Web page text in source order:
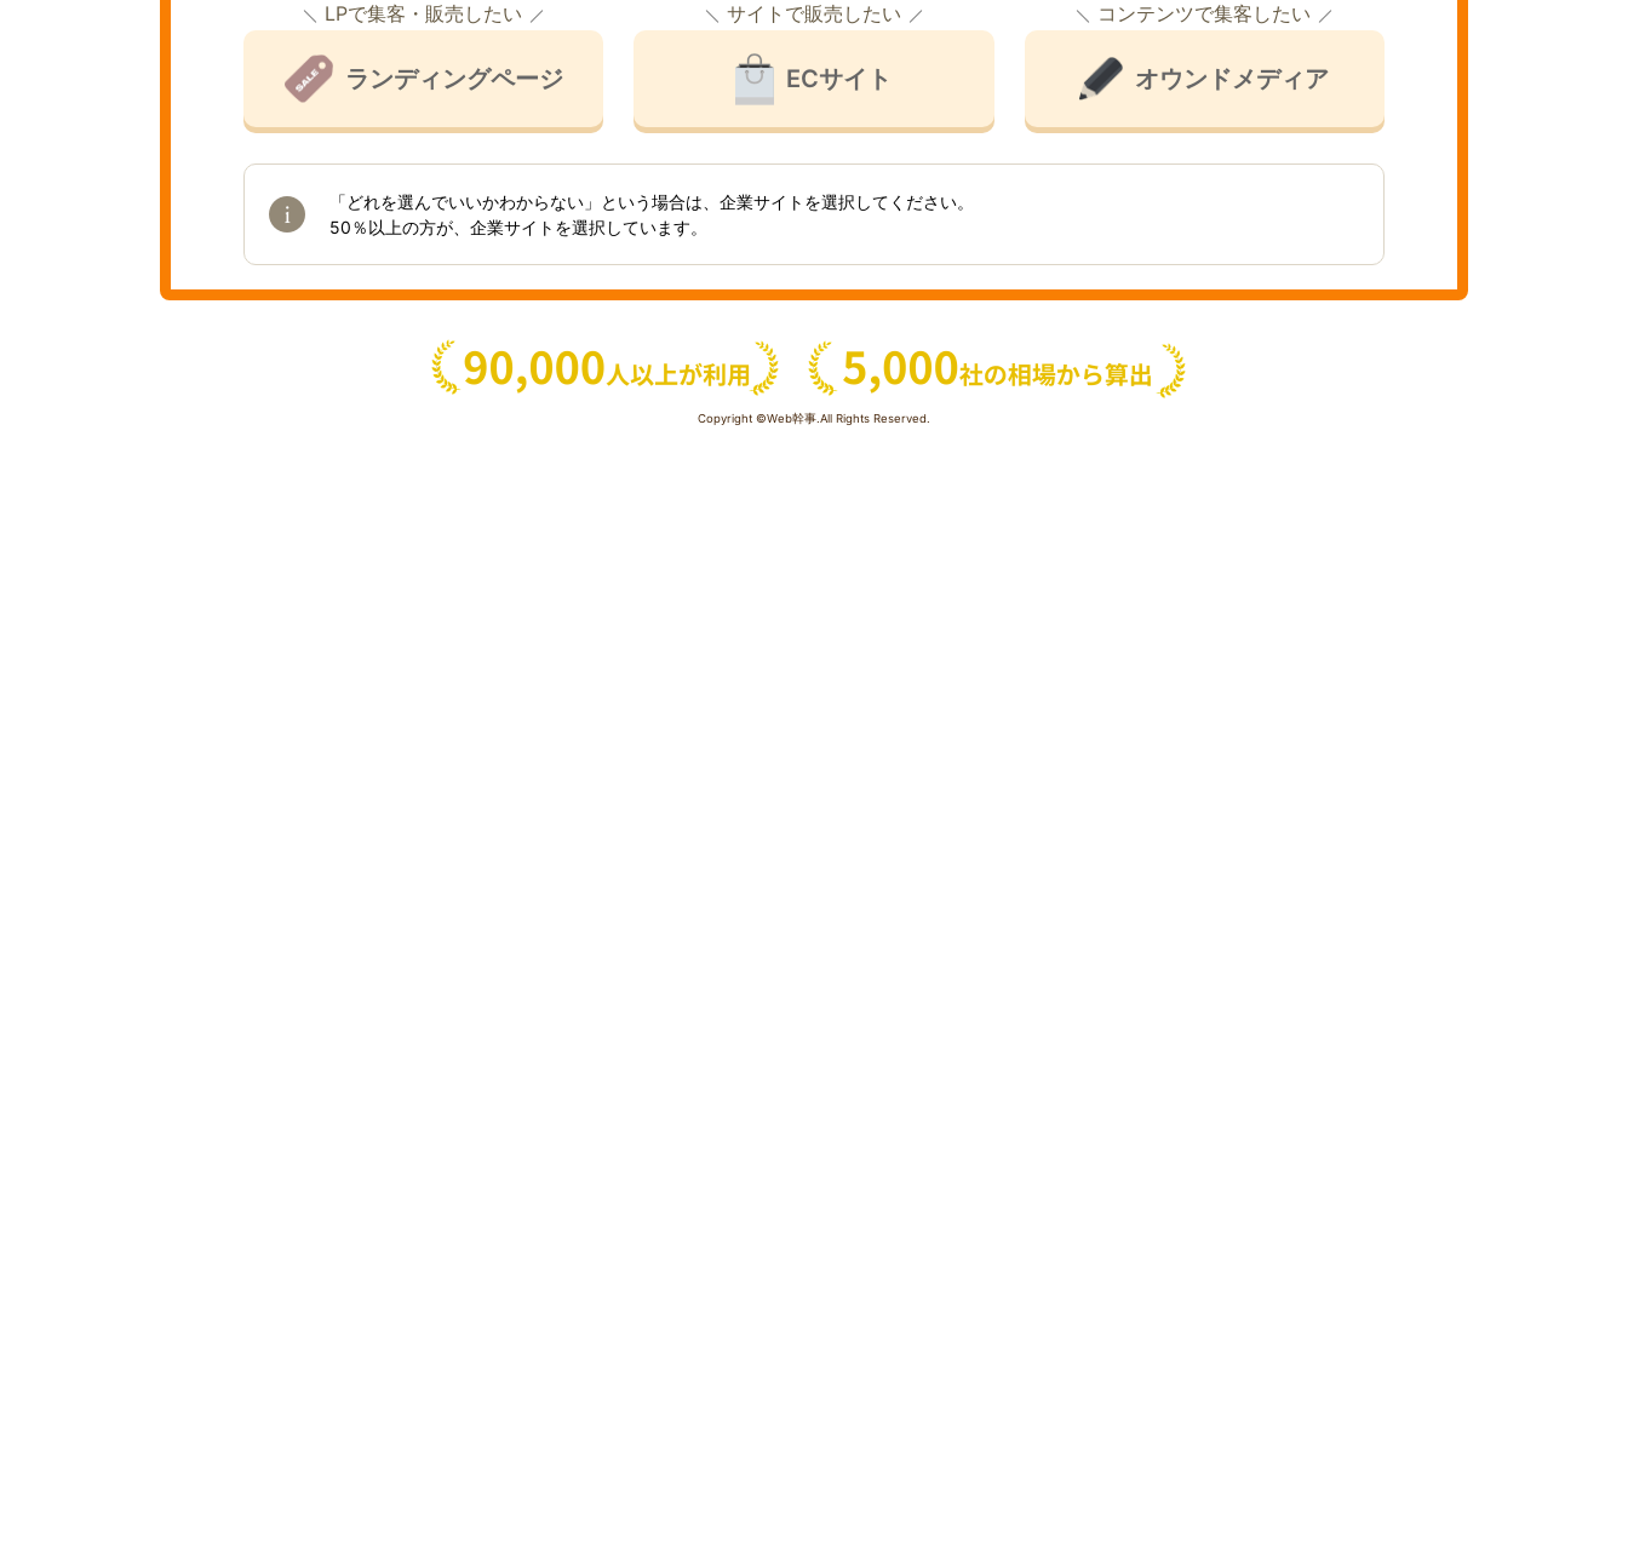
LPで集客・販売したい
ランディングページ
サイトで販売したい
ECサイト
コンテンツで集客したい
オウンドメディア
「どれを選んでいいかわからない」という場合は、企業サイトを選択してください。
50％以上の方が、企業サイトを選択しています。
Copyright ©Web幹事.All Rights Reserved.